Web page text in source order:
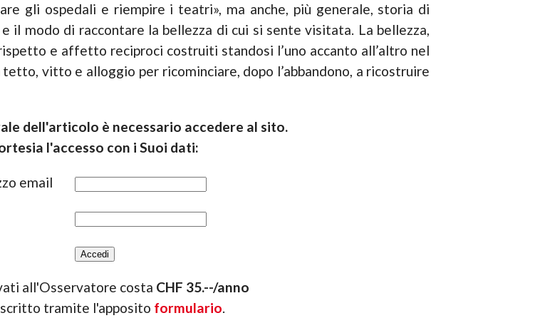
gli ospedali e riempire i teatri», ma anche, più generale, storia di
il modo di raccontare la bellezza di cui si sente visitata. La bellezza,
e affetto reciproci costruiti standosi l’uno accanto all’altro nel
vitto e alloggio per ricominciare, dopo l’abbandono, a ricostruire
dell'articolo è necessario accedere al sito.
l'accesso con i Suoi dati:
email
all'Osservatore costa CHF 35.--/anno
tramite l'apposito formulario.